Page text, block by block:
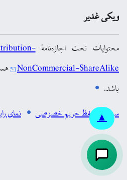
▲
ویکی غدیر
محتوایات تحت اجازه‌نامهٔ
NonCommercial-ShareAlike
باشد.
سیاست حفظ حریم خصوصی
نمای